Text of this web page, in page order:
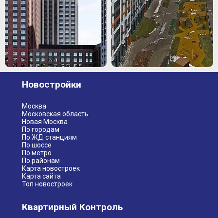
Новостройки
Москва
Московская область
Новая Москва
По городам
По ЖД станциям
По шоссе
По метро
По районам
Карта новостроек
Карта сайта
Топ новостроек
Квартирный Контроль